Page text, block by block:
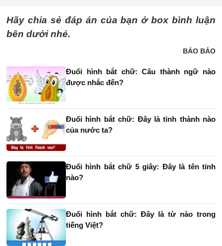
Hãy chia sẻ đáp án của bạn ở box bình luận
bên dưới nhé.
BẢO BẢO
Đuổi hình bắt chữ: Câu thành ngữ nào
được nhắc đến?
Đuổi hình bắt chữ: Đây là tỉnh thành nào
của nước ta?
Đuổi hình bắt chữ 5 giây: Đây là tên tỉnh
nào?
Đuổi hình bắt chữ: Đây là từ nào trong
tiếng Việt?